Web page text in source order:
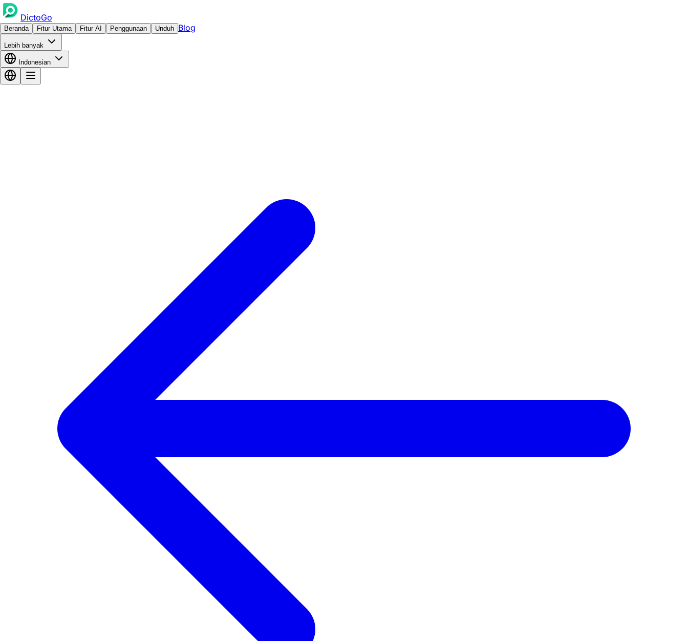
DictoGo
Beranda Fitur Utama Fitur AI Penggunaan Unduh Blog
Lebih banyak
Indonesian